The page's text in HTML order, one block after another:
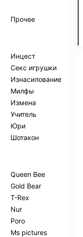
Kansai studio
Shiza project
Приключения
Школа
Боевые
искусства
Игры
Магия
Фэнтези
Попаданцы в
другой мир
Прочее
Инцест
Секс игрушки
Изнасилование
Милфы
Измена
Учитель
Юри
Шотакон
Queen Bee
Gold Bear
T-Rex
Nur
Poro
Ms pictures